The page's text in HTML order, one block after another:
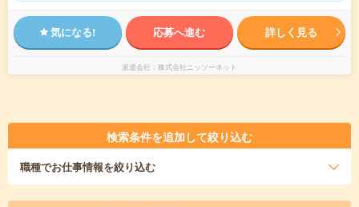
気になる! 応募へ進む 詳しく見る
派遣会社 株式会社ニッソーネット
検索条件を追加して絞り込む
職種でお仕事情報を絞り込む